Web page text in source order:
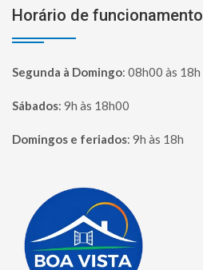
Horário de funcionamento
Segunda à Domingo: 08h00 às 18h
Sábados: 9h às 18h00
Domingos e feriados: 9h às 18h
Página inicial